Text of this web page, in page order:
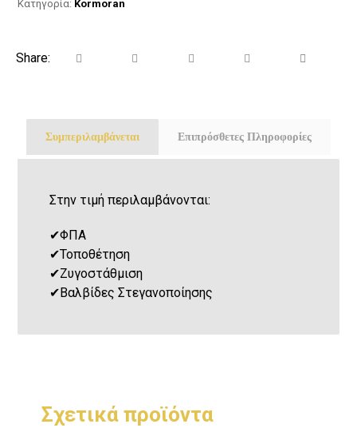
Κατηγορία: Kormoran
Συμπεριλαμβάνεται Επιπρόσθετες Πληροφορίες
Στην τιμή περιλαμβάνονται:
✔ΦΠΑ
✔Τοποθέτηση
✔Ζυγοστάθμιση
✔Βαλβίδες Στεγανοποίησης
Σχετικά προϊόντα